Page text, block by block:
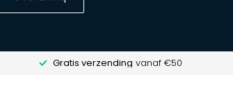
Gratis verzending vanaf €50